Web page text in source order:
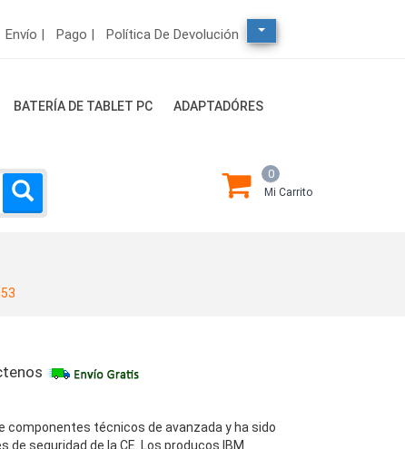
Envío | Pago | Política De Devolución
BATERÍA DE TABLET PC ADAPTADÓRES
0
Mi Carrito
componentes técnicos de avanzada y ha sido
seguridad de la CE. Los producos IBM